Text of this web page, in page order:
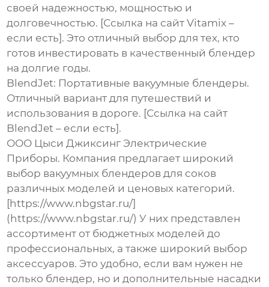
своей надежностью, мощностью и
долговечностью. [Ссылка на сайт Vitamix –
если есть]. Это отличный выбор для тех, кто
готов инвестировать в качественный блендер
на долгие годы.
BlendJet: Портативные вакуумные блендеры.
Отличный вариант для путешествий и
использования в дороге. [Ссылка на сайт
BlendJet – если есть].
ООО Цыси Джиксинг Электрические
Приборы. Компания предлагает широкий
выбор вакуумных блендеров для соков
различных моделей и ценовых категорий.
[https://www.nbgstar.ru/]
(https://www.nbgstar.ru/) У них представлен
ассортимент от бюджетных моделей до
профессиональных, а также широкий выбор
аксессуаров. Это удобно, если вам нужен не
только блендер, но и дополнительные насадки